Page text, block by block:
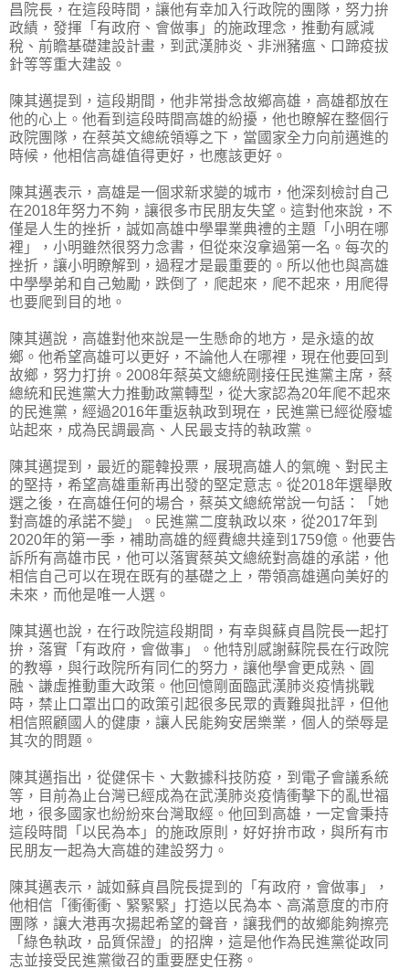
昌院長，在這段時間，讓他有幸加入行政院的團隊，努力拚
政績，發揮「有政府、會做事」的施政理念，推動有感減
稅、前瞻基礎建設計畫，到武漢肺炎、非洲豬瘟、口蹄疫拔
針等等重大建設。
陳其邁提到，這段期間，他非常掛念故鄉高雄，高雄都放在
他的心上。他看到這段時間高雄的紛擾，他也瞭解在整個行
政院團隊，在蔡英文總統領導之下，當國家全力向前邁進的
時候，他相信高雄值得更好，也應該更好。
陳其邁表示，高雄是一個求新求變的城市，他深刻檢討自己
在2018年努力不夠，讓很多市民朋友失望。這對他來說，不
僅是人生的挫折，誠如高雄中學畢業典禮的主題「小明在哪
裡」，小明雖然很努力念書，但從來沒拿過第一名。每次的
挫折，讓小明瞭解到，過程才是最重要的。所以他也與高雄
中學學弟和自己勉勵，跌倒了，爬起來，爬不起來，用爬得
也要爬到目的地。
陳其邁說，高雄對他來說是一生懸命的地方，是永遠的故
鄉。他希望高雄可以更好，不論他人在哪裡，現在他要回到
故鄉，努力打拚。2008年蔡英文總統剛接任民進黨主席，蔡
總統和民進黨大力推動政黨轉型，從大家認為20年爬不起來
的民進黨，經過2016年重返執政到現在，民進黨已經從廢墟
站起來，成為民調最高、人民最支持的執政黨。
陳其邁提到，最近的罷韓投票，展現高雄人的氣魄、對民主
的堅持，希望高雄重新再出發的堅定意志。從2018年選舉敗
選之後，在高雄任何的場合，蔡英文總統常說一句話：「她
對高雄的承諾不變」。民進黨二度執政以來，從2017年到
2020年的第一季，補助高雄的經費總共達到1759億。他要告
訴所有高雄市民，他可以落實蔡英文總統對高雄的承諾，他
相信自己可以在現在既有的基礎之上，帶領高雄邁向美好的
未來，而他是唯一人選。
陳其邁也說，在行政院這段期間，有幸與蘇貞昌院長一起打
拚，落實「有政府，會做事」。他特別感謝蘇院長在行政院
的教導，與行政院所有同仁的努力，讓他學會更成熟、圓
融、謙虛推動重大政策。他回憶剛面臨武漢肺炎疫情挑戰
時，禁止口罩出口的政策引起很多民眾的責難與批評，但他
相信照顧國人的健康，讓人民能夠安居樂業，個人的榮辱是
其次的問題。
陳其邁指出，從健保卡、大數據科技防疫，到電子會議系統
等，目前為止台灣已經成為在武漢肺炎疫情衝擊下的亂世福
地，很多國家也紛紛來台灣取經。他回到高雄，一定會秉持
這段時間「以民為本」的施政原則，好好拚市政，與所有市
民朋友一起為大高雄的建設努力。
陳其邁表示，誠如蘇貞昌院長提到的「有政府，會做事」，
他相信「衝衝衝、緊緊緊」打造以民為本、高滿意度的市府
團隊，讓大港再次揚起希望的聲音，讓我們的故鄉能夠擦亮
「綠色執政，品質保證」的招牌，這是他作為民進黨從政同
志並接受民進黨徵召的重要歷史任務。